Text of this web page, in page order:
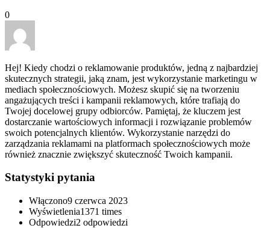
0
Hej! Kiedy chodzi o reklamowanie produktów, jedną z najbardziej
skutecznych strategii, jaką znam, jest wykorzystanie marketingu w
mediach społecznościowych. Możesz skupić się na tworzeniu
angażujących treści i kampanii reklamowych, które trafiają do
Twojej docelowej grupy odbiorców. Pamiętaj, że kluczem jest
dostarczanie wartościowych informacji i rozwiązanie problemów
swoich potencjalnych klientów. Wykorzystanie narzędzi do
zarządzania reklamami na platformach społecznościowych może
również znacznie zwiększyć skuteczność Twoich kampanii.
Statystyki pytania
Włączono9 czerwca 2023
Wyświetlenia1371 times
Odpowiedzi2 odpowiedzi